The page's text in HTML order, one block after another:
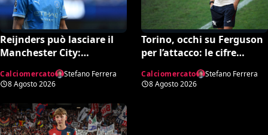
Reijnders può lasciare il
Manchester City:
pressing
Calciomercato
Stefano Ferrera
8 Agosto 2026
Torino, occhi su Ferguson
per l’attacco: le cifre
Calciomercato
Stefano Ferrera
8 Agosto 2026